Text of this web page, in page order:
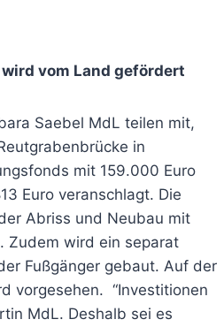
vom Land gefördert
Saebel MdL teilen mit,
in
mit 159.000 Euro
Euro veranschlagt. Die
Abriss und Neubau mit
Zudem wird ein separat
Fußgänger gebaut. Auf der
vorgesehen. “Investitionen
MdL. Deshalb sei es